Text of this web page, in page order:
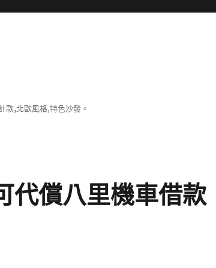
款,北歐風格,特色沙發。
代償八里機車借款